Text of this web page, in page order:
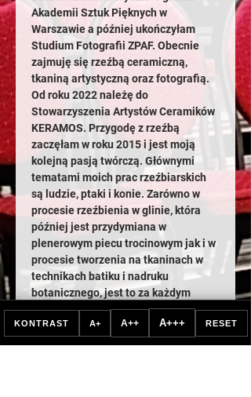
Akademii Sztuk Pięknych w
Warszawie a później ukończyłam
Studium Fotografii ZPAF. Obecnie
zajmuję się rzeźbą ceramiczną,
tkaniną artystyczną oraz fotografią.
Od roku 2022 należę do
Stowarzyszenia Artystów Ceramików
KERAMOS. Przygodę z rzeźbą
zaczęłam w roku 2015 i jest moją
kolejną pasją twórczą. Głównymi
tematami moich prac rzeźbiarskich
są ludzie, ptaki i konie. Zarówno w
procesie rzeźbienia w glinie, która
później jest przydymiana w
plenerowym piecu trocinowym jak i w
procesie tworzenia na tkaninach w
technikach batiku i nadruku
botanicznego, jest to za każdym
razem zaskakująca przygoda,
ponieważ nie jestem w stanie
KONTRAST A+ A++ A+++ RESET